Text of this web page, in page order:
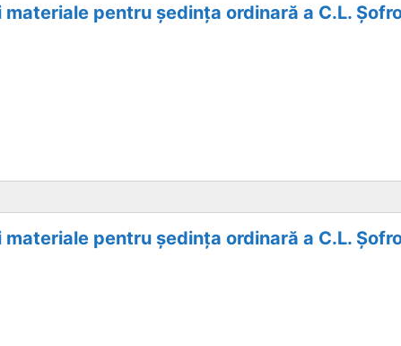
pentru ședința ordinară a C.L.
pentru ședința ordinară a C.L.